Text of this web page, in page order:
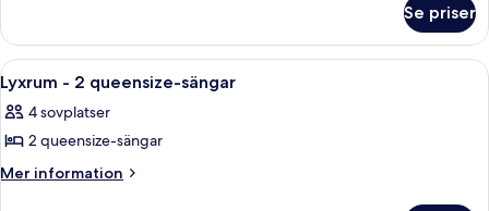
(Prestige
Club
Lounge)
-
flera
sängar
(Prestige
Club
Lounge)
Se priser
Öppna
alla
foton
för
Lyxrum
Sängtillbehör av högsta kvalitet och
5
Lyxrum - 2 queensize-sängar
4 sovplatser
2 queensize-sängar
Mer information
Mer